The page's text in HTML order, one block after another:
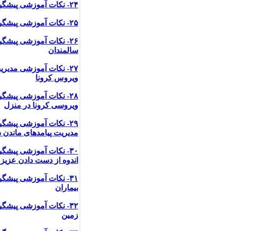
۲۴- نکات آموزشی پیشگیری از کرونا ویروس برای سالمندانی که تنها زندگی می کنند
۲۵- نکات آموزشی پیشگیری از کرونا ویروس در سالمندان برای دیگر اعضا خانواده
۲۶- نکات آموزشی
سالمندان
۲۷- نکات آموزشی
ویروس کرونا
۲۸- نکات آموزشی
ویروسی کرونا در منزل
۲۹- نکات آموزشی
مدیریت پیامدهای ماندن
۳۰- نکات آموزشی
اندوه از دست دادن
۳۱- نکات آموزشی
بیماران
۳۲- نکات آموزشی
زمین